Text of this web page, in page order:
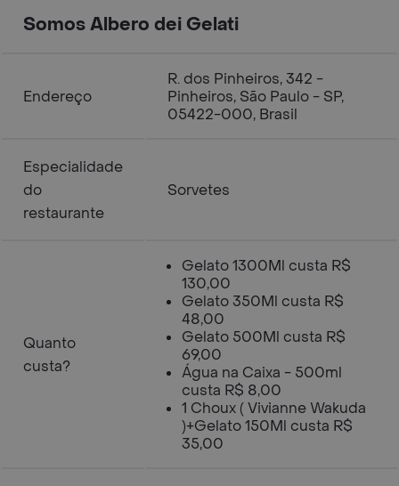
Somos Albero dei Gelati
Endereço
R. dos Pinheiros, 342 -
Pinheiros, São Paulo - SP,
05422-000, Brasil
Especialidade
do
restaurante
Sorvetes
Quanto
custa?
Gelato 1300Ml custa R$
130,00
Gelato 350Ml custa R$
48,00
Gelato 500Ml custa R$
69,00
Água na Caixa - 500ml
custa R$ 8,00
1 Choux ( Vivianne Wakuda
)+Gelato 150Ml custa R$
35,00